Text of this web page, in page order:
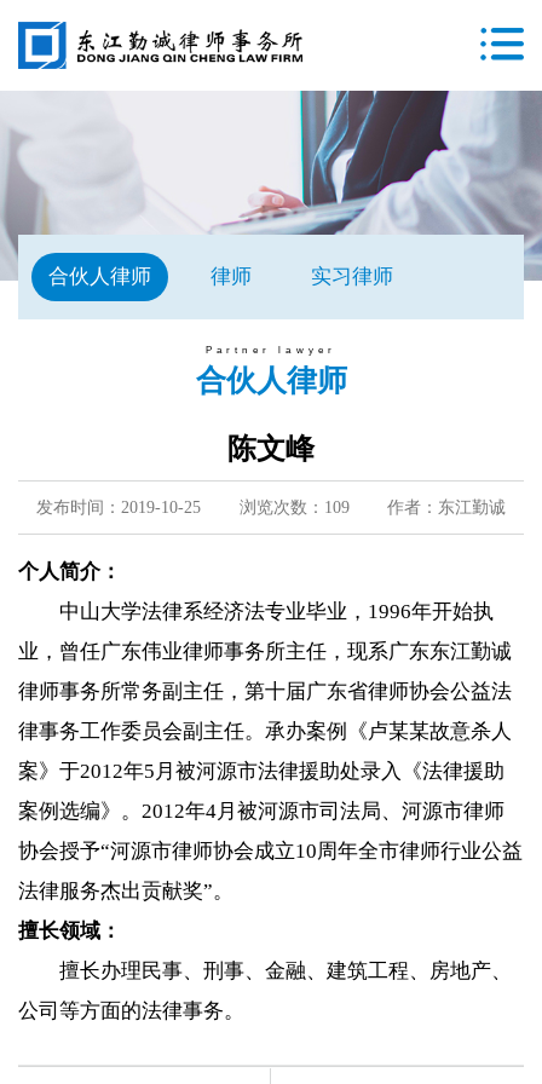
合伙人律师 律师 实习律师
Partner lawyer
合伙人律师
陈文峰
发布时间：2019-10-25 浏览次数：109 作者：东江勤诚
个人简介：
中山大学法律系经济法专业毕业，1996年开始执
业，曾任广东伟业律师事务所主任，现系广东东江勤诚
律师事务所常务副主任，第十届广东省律师协会公益法
律事务工作委员会副主任。承办案例《卢某某故意杀人
案》于2012年5月被河源市法律援助处录入《法律援助
案例选编》。2012年4月被河源市司法局、河源市律师
协会授予“河源市律师协会成立10周年全市律师行业公益
法律服务杰出贡献奖”。
擅长领域：
擅长办理民事、刑事、金融、建筑工程、房地产、
公司等方面的法律事务。